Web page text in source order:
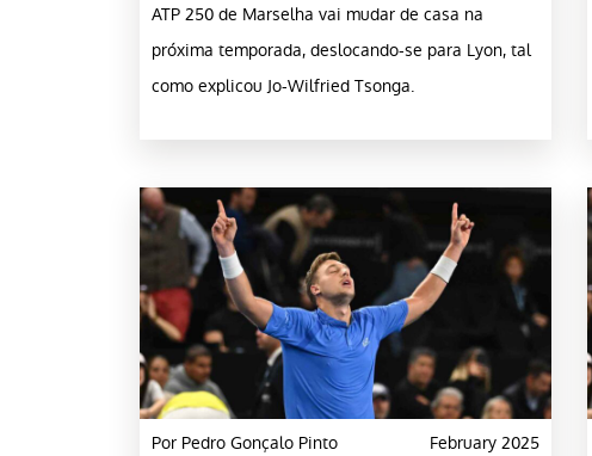
ATP 250 de Marselha vai mudar de casa na
próxima temporada, deslocando-se para Lyon, tal
como explicou Jo-Wilfried Tsonga.
Por Pedro Gonçalo Pinto February 2025